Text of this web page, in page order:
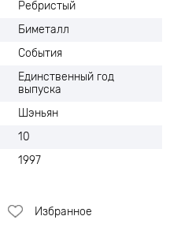
Ребристый
Биметалл
События
Единственный год
выпуска
Шэньян
10
1997
Избранное